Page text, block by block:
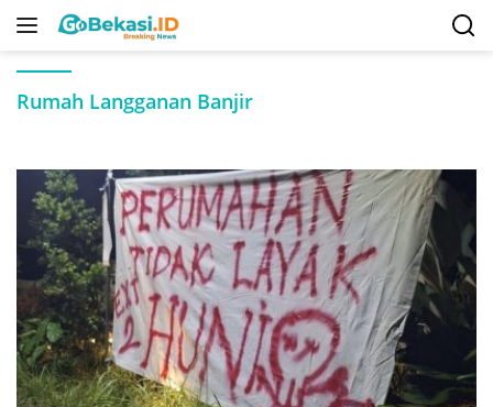
Langsung
Rumah Langganan Banjir